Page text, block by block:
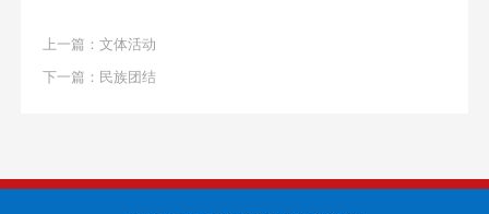
上一篇： 文体活动
下一篇： 民族团结